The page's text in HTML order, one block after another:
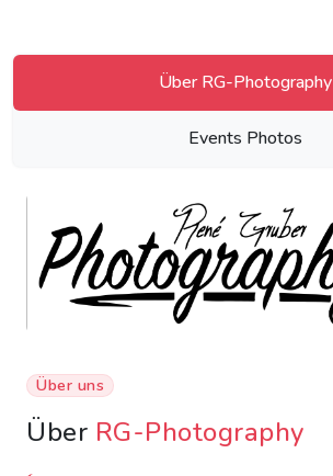
Über RG-Photography
Events Photos
Über uns
Über RG-Photography